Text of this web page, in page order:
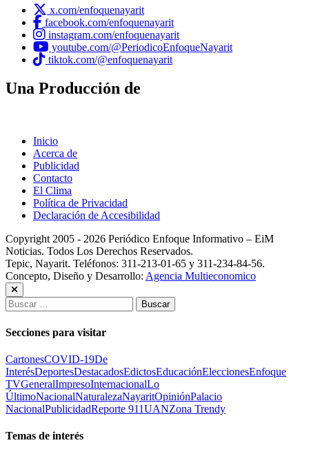
x.com/enfoquenayarit
facebook.com/enfoquenayarit
instagram.com/enfoquenayarit
youtube.com/@PeriodicoEnfoqueNayarit
tiktok.com/@enfoquenayarit
Una Producción de
Inicio
Acerca de
Publicidad
Contacto
El Clima
Política de Privacidad
Declaración de Accesibilidad
Copyright 2005 - 2026 Periódico Enfoque Informativo – EiM
Noticias. Todos Los Derechos Reservados.
Tepic, Nayarit. Teléfonos: 311-213-01-65 y 311-234-84-56.
Concepto, Diseño y Desarrollo: Agencia Multieconomico
Buscar:
Secciones para visitar
CartonesCOVID-19De
InterésDeportesDestacadosEdictosEducaciónEleccionesEnfoque
TVGeneralImpresoInternacionalLo
ÚltimoNacionalNaturalezaNayaritOpiniónPalacio
NacionalPublicidadReporte 911UANZona Trendy
Temas de interés